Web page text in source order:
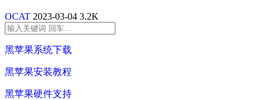
OCAT 2023-03-04 3.2K
黑苹果系统下载
黑苹果安装教程
黑苹果硬件支持